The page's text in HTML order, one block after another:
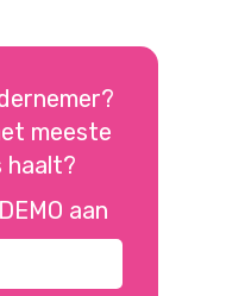
meeste
haalt?
aan